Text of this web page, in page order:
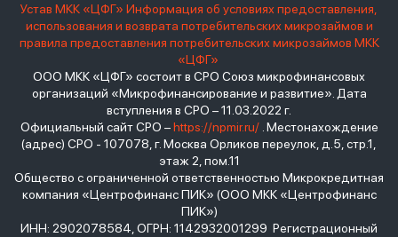
Устав МКК «ЦФГ» Информация об условиях предоставления,
использования и возврата потребительских микрозаймов и
правила предоставления потребительских микрозаймов МКК
«ЦФГ»
ООО МКК «ЦФГ» состоит в СРО Союз микрофинансовых
организаций «Микрофинансирование и развитие». Дата
вступления в СРО – 11.03.2022 г.
Официальный сайт СРО –https://npmir.ru/. Местонахождение
(адрес) СРО - 107078, г. Москва Орликов переулок, д.5, стр.1,
этаж 2, пом.11
Общество с ограниченной ответственностью Микрокредитная
компания «Центрофинанс ПИК» (ООО МКК «Центрофинанс
ПИК»)
ИНН: 2902078584, ОГРН: 1142932001299 Регистрационный